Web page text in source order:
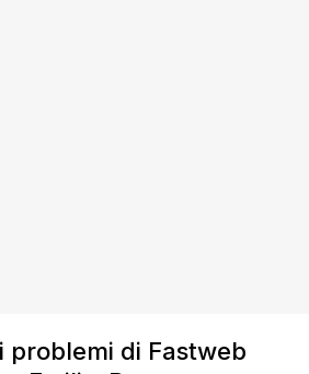
problemi di Fastweb